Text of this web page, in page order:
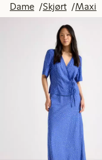
Dame Skjørt Maxi